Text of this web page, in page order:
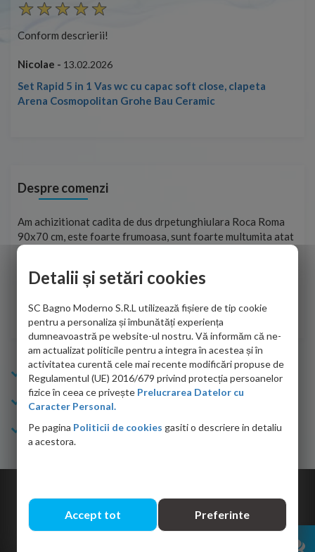
Conform descrierii!
Nicolae - 13.02.2026
Set Rapid 5 in 1 Vas wc cu capac soft close, clapeta
Arena Cosmopolitan Grohe Bau Ceramic
Despre comenzi
Am achizitionat cadita de dus drpetunghiulara Roca Roma
90x70 cm, este foarte frumoasa, sunt foarte multumita atat
de personalul firmei dvs. cu care am colaborat in obtinerea
adus coletul in siguranta.Numai bine, va doresc!
Sofrone Viviana -28.07.2026
Info Bagno
Cumparaturi
Suport clienti
Detalii și setări cookies
SC Bagno Moderno S.R.L utilizează fișiere de tip cookie
pentru a personaliza și îmbunătăți experiența
dumneavoastră pe website-ul nostru. Vă informăm că ne-
am actualizat politicile pentru a integra în acestea și în
activitatea curentă cele mai recente modificări propuse de
Regulamentul (UE) 2016/679 privind protecția persoanelor
fizice în ceea ce privește Prelucrarea Datelor cu
Caracter Personal.
Pe pagina Politicii de cookies gasiti o descriere in detaliu
a acestora.
Accept tot Preferinte